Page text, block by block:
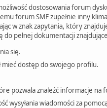
dostosowania forum
forum SMF zupełnie inny
w znak zapytania, który
pełnej dokumentacji
się.
mieć dostęp do swojego profilu.
pozwala znaleźć informacje na
wiadomości za